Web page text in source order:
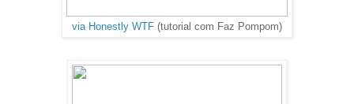
via Honestly WTF (tutorial com Faz Pompom)